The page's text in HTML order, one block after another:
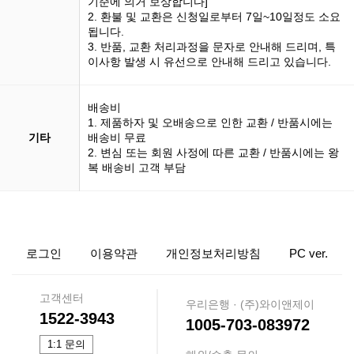
2. 환불 및 교환은 신청일로부터 7일~10일정도 소요
됩니다.
3. 반품, 교환 처리과정을 문자로 안내해 드리며, 특
이사항 발생 시 유선으로 안내해 드리고 있습니다.
기타
배송비
1. 제품하자 및 오배송으로 인한 교환 / 반품시에는
배송비 무료
2. 변심 또는 회원 사정에 따른 교환 / 반품시에는 왕
복 배송비 고객 부담
로그인 이용약관 개인정보처리방침 PC ver.
고객센터
1522-3943
1:1 문의
우리은행 · (주)와이앤제이
1005-703-083972